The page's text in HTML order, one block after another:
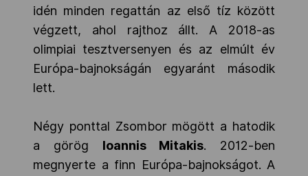
idén minden regattán az első tíz között
végzett, ahol rajthoz állt. A 2018-as
olimpiai tesztversenyen és az elmúlt év
Európa-bajnokságán egyaránt második
lett.
Négy ponttal Zsombor mögött a hatodik
a görög Ioannis Mitakis. 2012-ben
megnyerte a finn Európa-bajnokságot. A